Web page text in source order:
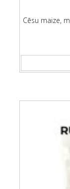
Cēsu maize,